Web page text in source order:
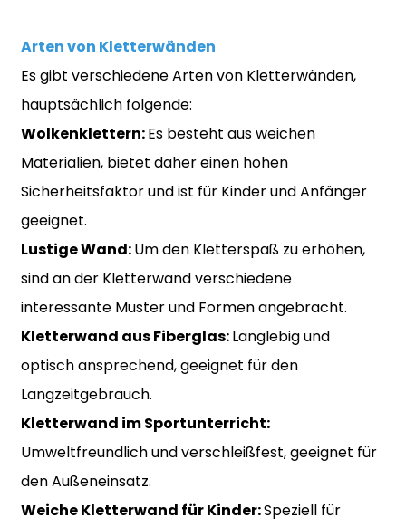
Arten von Kletterwänden
Es gibt verschiedene Arten von Kletterwänden,
hauptsächlich folgende:
Wolkenklettern:Es besteht aus weichen
Materialien, bietet daher einen hohen
Sicherheitsfaktor und ist für Kinder und Anfänger
geeignet.
Lustige Wand:Um den Kletterspaß zu erhöhen,
sind an der Kletterwand verschiedene
interessante Muster und Formen angebracht.
Kletterwand aus Fiberglas:Langlebig und
optisch ansprechend, geeignet für den
Langzeitgebrauch.
Kletterwand im Sportunterricht:
Umweltfreundlich und verschleißfest, geeignet für
den Außeneinsatz.
Weiche Kletterwand für Kinder:Speziell für